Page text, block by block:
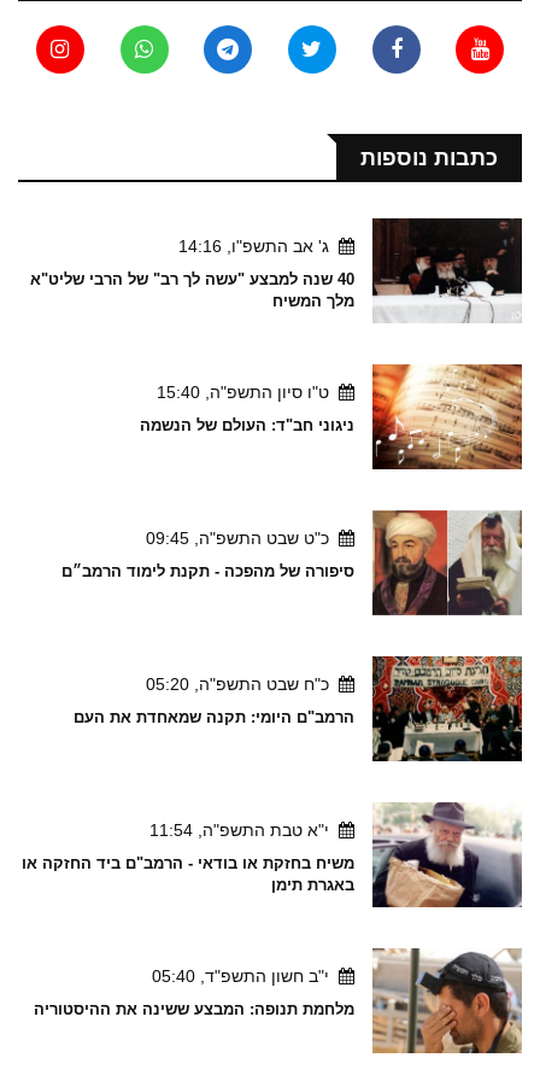
כתבות נוספות
ג' אב התשפ"ו, 14:16
40 שנה למבצע "עשה לך רב" של הרבי שליט"א
מלך המשיח
ט"ו סיון התשפ"ה, 15:40
ניגוני חב"ד: העולם של הנשמה
כ"ט שבט התשפ"ה, 09:45
סיפורה של מהפכה - תקנת לימוד הרמב״ם
כ"ח שבט התשפ"ה, 05:20
הרמב"ם היומי: תקנה שמאחדת את העם
י"א טבת התשפ"ה, 11:54
משיח בחזקת או בודאי - הרמב"ם ביד החזקה או
באגרת תימן
י"ב חשון התשפ"ד, 05:40
מלחמת תנופה: המבצע ששינה את ההיסטוריה